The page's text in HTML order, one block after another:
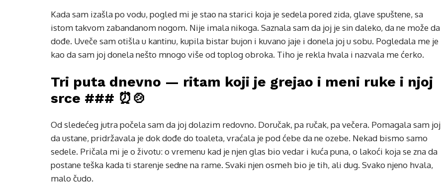
Kada sam izašla po vodu, pogled mi je stao na starici koja je sedela pored zida, glave spuštene, sa
istom takvom zabandanom nogom. Nije imala nikoga. Saznala sam da joj je sin daleko, da ne može da
dođe. Uveče sam otišla u kantinu, kupila bistar bujon i kuvano jaje i donela joj u sobu. Pogledala me je
kao da sam joj donela nešto mnogo više od toplog obroka. Tiho je rekla hvala i nazvala me ćerko.
Tri puta dnevno — ritam koji je grejao i meni ruke i njoj
srce ### ⏰🍲
Od sledećeg jutra počela sam da joj dolazim redovno. Doručak, pa ručak, pa večera. Pomagala sam joj
da ustane, pridržavala je dok dođe do toaleta, vraćala je pod ćebe da ne ozebe. Nekad bismo samo
sedele. Pričala mi je o životu: o vremenu kad je njen glas bio vedar i kuća puna, o lakoći koja se zna da
postane teška kada ti starenje sedne na rame. Svaki njen osmeh bio je tih, ali dug. Svako njeno hvala,
malo čudo.